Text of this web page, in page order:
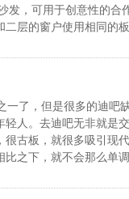
发，可用于创意性的合
层的窗户使用相同的
了，但是很多的迪吧
人。去迪吧无非就是
古板，就很多吸引现
之下，就不会那么单